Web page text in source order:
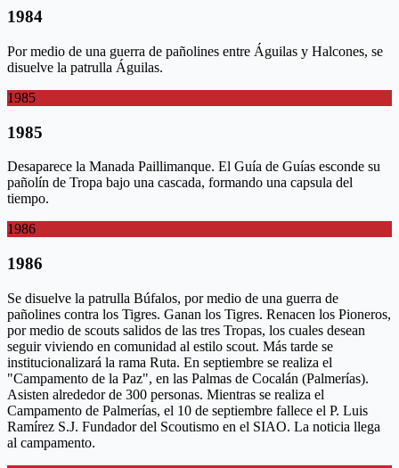
1984
Por medio de una guerra de pañolines entre Águilas y Halcones, se
disuelve la patrulla Águilas.
1985
1985
Desaparece la Manada Paillimanque. El Guía de Guías esconde su
pañolín de Tropa bajo una cascada, formando una capsula del
tiempo.
1986
1986
Se disuelve la patrulla Búfalos, por medio de una guerra de
pañolines contra los Tigres. Ganan los Tigres. Renacen los Pioneros,
por medio de scouts salidos de las tres Tropas, los cuales desean
seguir viviendo en comunidad al estilo scout. Más tarde se
institucionalizará la rama Ruta. En septiembre se realiza el
"Campamento de la Paz", en las Palmas de Cocalán (Palmerías).
Asisten alrededor de 300 personas. Mientras se realiza el
Campamento de Palmerías, el 10 de septiembre fallece el P. Luis
Ramírez S.J. Fundador del Scoutismo en el SIAO. La noticia llega
al campamento.